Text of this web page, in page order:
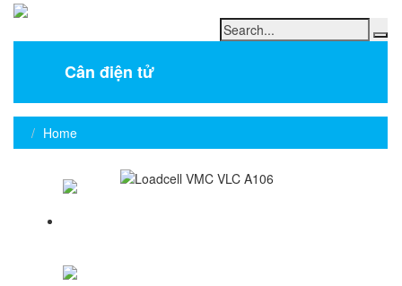
Cân điện tử
Home